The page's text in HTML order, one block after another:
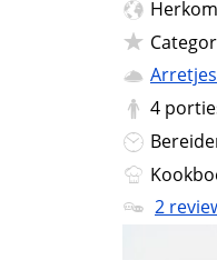
4
2